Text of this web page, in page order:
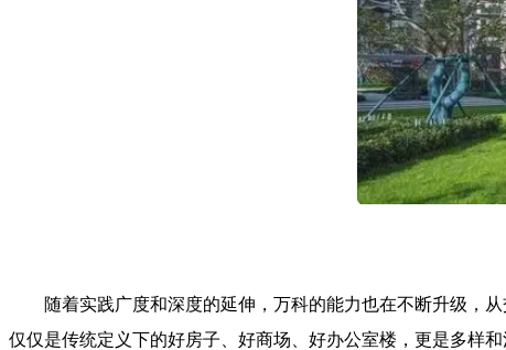
随着实践广度和深度的延伸，万科的能力也在不断升级，
仅仅是传统定义下的好房子、好商场、好办公室楼，更是多样和